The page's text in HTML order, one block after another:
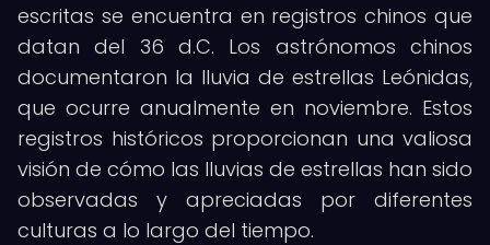
escritas se encuentra en registros chinos que
datan del 36 d.C. Los astrónomos chinos
documentaron la lluvia de estrellas Leónidas,
que ocurre anualmente en noviembre. Estos
registros históricos proporcionan una valiosa
visión de cómo las lluvias de estrellas han sido
observadas y apreciadas por diferentes
culturas a lo largo del tiempo.